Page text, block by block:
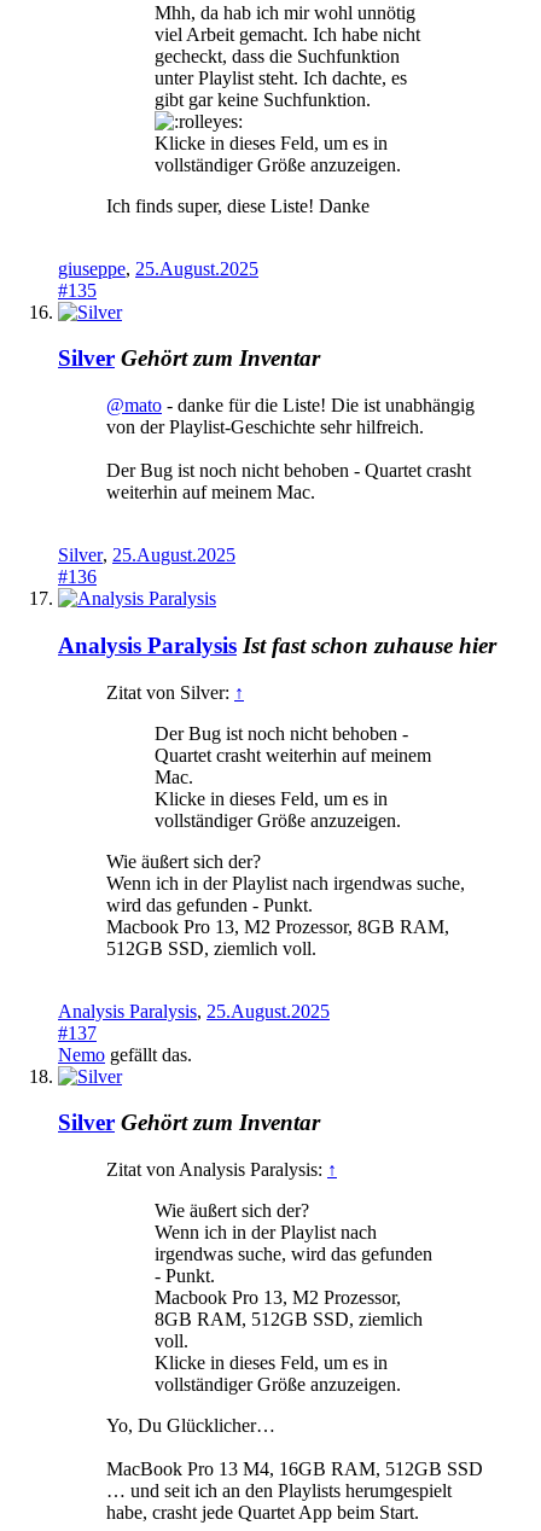
Mhh, da hab ich mir wohl unnötig
viel Arbeit gemacht. Ich habe nicht
gecheckt, dass die Suchfunktion
unter Playlist steht. Ich dachte, es
gibt gar keine Suchfunktion.
Klicke in dieses Feld, um es in
vollständiger Größe anzuzeigen.
Ich finds super, diese Liste! Danke
giuseppe, 25.August.2025
#135
Silver Gehört zum Inventar
@mato - danke für die Liste! Die ist unabhängig
von der Playlist-Geschichte sehr hilfreich.
Der Bug ist noch nicht behoben - Quartet crasht
weiterhin auf meinem Mac.
Silver, 25.August.2025
#136
Analysis Paralysis Ist fast schon zuhause hier
Zitat von Silver: ↑
Der Bug ist noch nicht behoben -
Quartet crasht weiterhin auf meinem
Mac.
Klicke in dieses Feld, um es in
vollständiger Größe anzuzeigen.
Wie äußert sich der?
Wenn ich in der Playlist nach irgendwas suche,
wird das gefunden - Punkt.
Macbook Pro 13, M2 Prozessor, 8GB RAM,
512GB SSD, ziemlich voll.
Analysis Paralysis, 25.August.2025
#137
Nemo gefällt das.
Silver Gehört zum Inventar
Zitat von Analysis Paralysis: ↑
Wie äußert sich der?
Wenn ich in der Playlist nach
irgendwas suche, wird das gefunden
- Punkt.
Macbook Pro 13, M2 Prozessor,
8GB RAM, 512GB SSD, ziemlich
voll.
Klicke in dieses Feld, um es in
vollständiger Größe anzuzeigen.
Yo, Du Glücklicher…
MacBook Pro 13 M4, 16GB RAM, 512GB SSD
… und seit ich an den Playlists herumgespielt
habe, crasht jede Quartet App beim Start.